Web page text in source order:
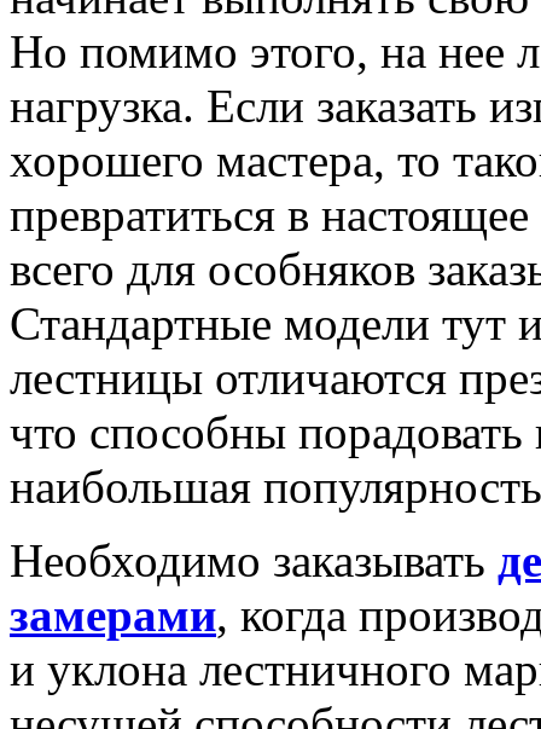
Но помимо этого, на нее
нагрузка. Если заказать
хорошего мастера, то
превратиться в
всего для особняков
Стандартные модели тут
лестницы отличаются
что способны
наибольшая
Необходимо заказывать
замерами, когда
и уклона лестничного